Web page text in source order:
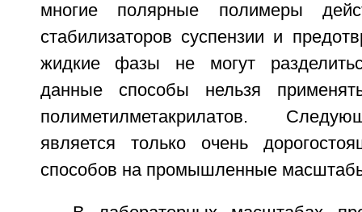
многие полярные полимеры
стабилизаторов суспензии и
жидкие фазы не могут
данные способы нельзя
полиметилметакрилатов.
является только очень
способов на промышленные